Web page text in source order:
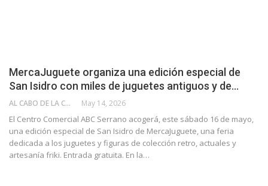
MercaJuguete organiza una edición especial de
San Isidro con miles de juguetes antiguos y de…
AL CABO DE LA CALLE May 14, 2026
El Centro Comercial ABC Serrano acogerá, este sábado 16 de mayo,
una edición especial de San Isidro de MercaJuguete, una feria
dedicada a los juguetes y figuras de colección retro, actuales y
artesanía friki. Entrada gratuita. En la…